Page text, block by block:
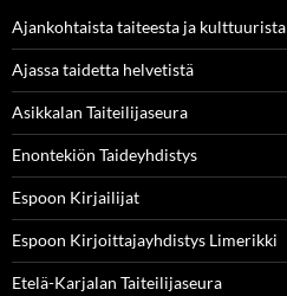
Ajankohtaista taiteesta ja kulttuurista
Ajassa taidetta helvetistä
Asikkalan Taiteilijaseura
Enontekiön Taideyhdistys
Espoon Kirjailijat
Espoon Kirjoittajayhdistys Limerikki
Etelä-Karjalan Taiteilijaseura